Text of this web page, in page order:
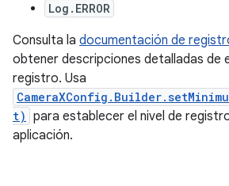
Log.ERROR
Consulta la documentación de
obtener descripciones detalladas de
registro. Usa
t) para establecer el nivel de
aplicación.